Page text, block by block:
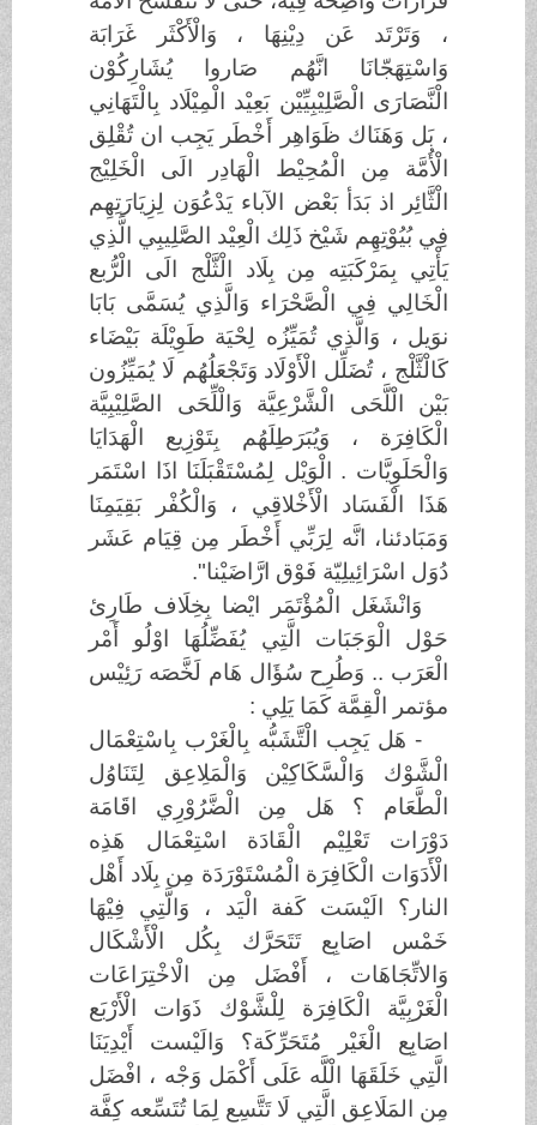
، وَتَرْتَد عَن دِيْنِهَا ، وَالْأَكْثَر غَرَابَة
وَاسْتِهَجّانَا انَّهُم صَاروا يُشَارِكُوْن
الْنَّصَارَى الْصَّلِيْبِيِّيْن بَعِيْد الْمِيْلَاد بِالْتَهَانِي
، بَل وَهَنَاك ظَوَاهِر أَخْطَر يَجِب ان تُقْلِق
الْأُمَّة مِن الْمُحِيْط الْهَادِر الَى الْخَلِيْج
الْثَّائِر اذ بَدَأ بَعْض الآباء يَدْعُوَن لِزِيَارَتِهِم
فِي بُيُوْتِهِم شَيْخ ذَلِك الْعِيْد الصَّلِيبِي الَّذِي
يَأْتِي بِمَرْكَبَتِه مِن بِلَاد الْثَّلْج الَى الْرُّبع
الْخَالِي فِي الْصَّحْرَاء وَالَّذِي يُسَمَّى بَابَا
نوَيل ، وَالَّذِي تُمَيِّزُه لِحْيَة طَوِيْلَة بَيْضَاء
كَالْثَّلْج ، تُضَلِّل الْأَوْلَاد وَتَجْعَلُهُم لَا يُمَيِّزُون
بَيْن الْلَّحَى الْشَّرْعِيَّة وَالْلِّحَى الصَّلِيْبِيَّة
الْكَافِرَة ، وَيُبَرَطِلَهُم بِتَوْزِيع الْهَدَايَا
وَالْحَلَوِيَّات . الْوَيْل لِمُسْتَقْبَلَنَا اذَا اسْتَمَر
هَذَا الْفَسَاد الْأَخْلاقِي ، وَالْكُفْر بَقِيَمِنَا
وَمَبَادئنا، انَّه لِرَبِّي أَخْطَر مِن قِيَام عَشَر
دُوَل اسْرَائِيلِيّة فَوْق ارَّاضَيْنا".
وَانْشَغَل الْمُؤْتَمَر ايْضا بِخِلَاف طَارِئ
حَوْل الْوَجَبَات الَّتِي يُفَضِّلُهَا اوْلُو أَمْر
الْعَرَب .. وَطُرِح سُؤَال هَام لَخَّصَه رَئِيْس
مؤتمر الْقِمَّة كَمَا يَلِي :
- هَل يَجِب الْتَّشَبُّه بِالْغَرْب بِاسْتِعْمَال
الْشَّوْك وَالْسَّكَاكِيْن وَالْمَلِاعِق لِتَنَاوُل
الْطَّعَام ؟ هَل مِن الْضَّرُوْرِي اقَامَة
دَوْرَات تَعْلِيْم الْقَادَة اسْتِعْمَال هَذِه
الْأَدَوَات الْكَافِرَة الْمُسْتَوْرَدَة مِن بِلَاد أَهْل
النار؟ الَيْسَت كَفة الْيَد ، وَالَّتِي فِيْهَا
خَمْس اصَابِع تَتَحَرَّك بِكُل الْأَشْكَال
وَالاتِّجَاهَات ، أَفْضَل مِن الْاخْتِرَاعَات
الْغَرْبِيَّة الْكَافِرَة لِلْشَّوْك ذَوَات الْأَرْبَع
اصَابِع الْغَيْر مُتَحَرِّكَة؟ وَالَيْست أَيْدِيَنَا
الَّتِي خَلَقَهَا الْلَّه عَلَى أَكْمَل وَجْه ، افْضَل
مِن المَلَاعِق الَّتِي لَا تَتَّسِع لِمَا تُتَسِّعه كِفَّة